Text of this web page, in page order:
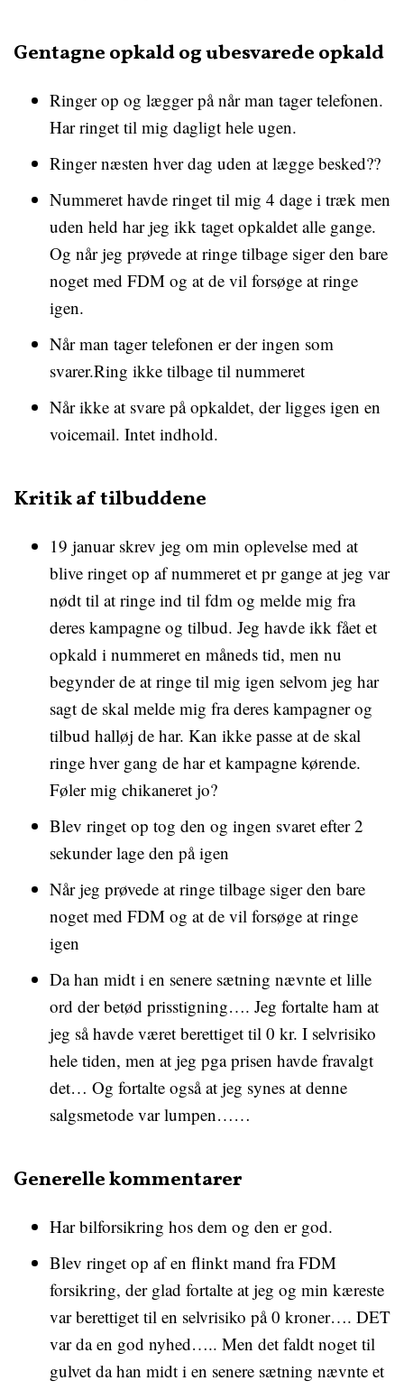
Gentagne opkald og ubesvarede opkald
Ringer op og lægger på når man tager telefonen.
Har ringet til mig dagligt hele ugen.
Ringer næsten hver dag uden at lægge besked??
Nummeret havde ringet til mig 4 dage i træk men
uden held har jeg ikk taget opkaldet alle gange.
Og når jeg prøvede at ringe tilbage siger den bare
noget med FDM og at de vil forsøge at ringe
igen.
Når man tager telefonen er der ingen som
svarer.Ring ikke tilbage til nummeret
Når ikke at svare på opkaldet, der ligges igen en
voicemail. Intet indhold.
Kritik af tilbuddene
19 januar skrev jeg om min oplevelse med at
blive ringet op af nummeret et pr gange at jeg var
nødt til at ringe ind til fdm og melde mig fra
deres kampagne og tilbud. Jeg havde ikk fået et
opkald i nummeret en måneds tid, men nu
begynder de at ringe til mig igen selvom jeg har
sagt de skal melde mig fra deres kampagner og
tilbud halløj de har. Kan ikke passe at de skal
ringe hver gang de har et kampagne kørende.
Føler mig chikaneret jo?
Blev ringet op tog den og ingen svaret efter 2
sekunder lage den på igen
Når jeg prøvede at ringe tilbage siger den bare
noget med FDM og at de vil forsøge at ringe
igen
Da han midt i en senere sætning nævnte et lille
ord der betød prisstigning…. Jeg fortalte ham at
jeg så havde været berettiget til 0 kr. I selvrisiko
hele tiden, men at jeg pga prisen havde fravalgt
det… Og fortalte også at jeg synes at denne
salgsmetode var lumpen……
Generelle kommentarer
Har bilforsikring hos dem og den er god.
Blev ringet op af en flinkt mand fra FDM
forsikring, der glad fortalte at jeg og min kæreste
var berettiget til en selvrisiko på 0 kroner…. DET
var da en god nyhed….. Men det faldt noget til
gulvet da han midt i en senere sætning nævnte et